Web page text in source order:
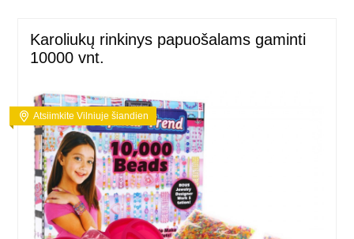
Karoliukų rinkinys papuošalams gaminti
10000 vnt.
Atsiimkite Vilniuje šiandien